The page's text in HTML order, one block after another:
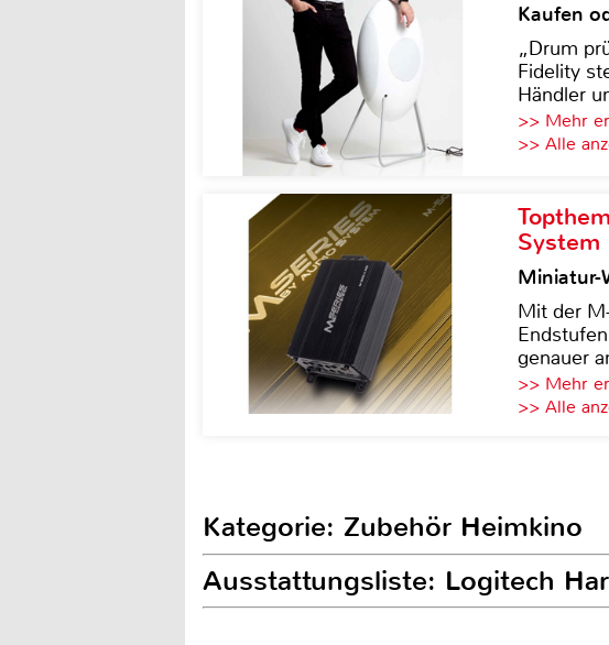
Kaufen
„Drum
Fidelity
Händler
>> Mehr
>> Alle
System
Miniatur-
Mit der
genauer
>> Mehr
>> Alle
Kategorie: Zubehör Heimkino
Ausstattungsliste: Logitech